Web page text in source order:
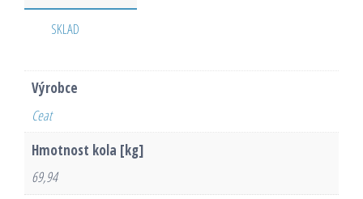
SKLAD
Výrobce
Ceat
Hmotnost kola [kg]
69,94